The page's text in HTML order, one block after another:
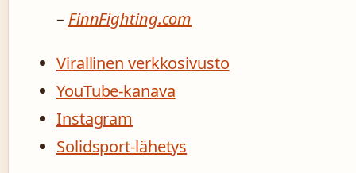
– FinnFighting.com
Virallinen verkkosivusto
YouTube-kanava
Instagram
Solidsport-lähetys